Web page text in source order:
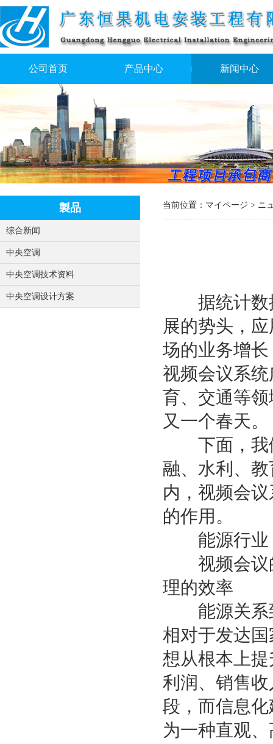
公司首页 产品中心 新闻中心
製品
综合新闻
中央空调
中央空调技术资料
中央空调设计方案
当前位置： マイページ > ニ
据统计数据
展的势头，
场的业务增
视频会议系
育、交通等
又一个春天。
下面，我们
融、水利、
内，视频会
的作用。
能源行业
视频会议的
理的效率
能源关系到
相对于发达
想从根本上
利润、销售
段，而信息
为一种直观